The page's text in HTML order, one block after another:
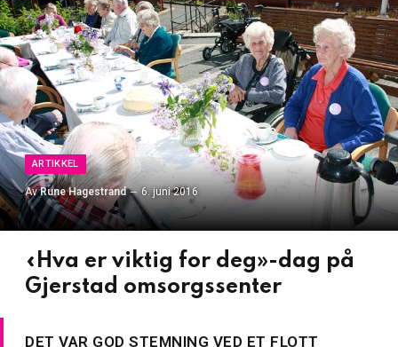
ARTIKKEL
Av Rune Hagestrand 6. juni 2016
«Hva er viktig for deg»-dag på
Gjerstad omsorgssenter
DET VAR GOD STEMNING VED ET FLOTT